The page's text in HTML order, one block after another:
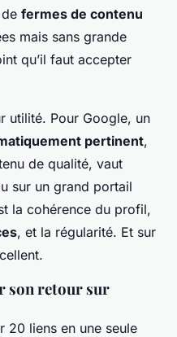
fermes de contenu
mais sans grande
qu’il faut accepter
utilité. Pour Google, un
pertinent,
de qualité, vaut
sur un grand portail
la cohérence du profil,
, et la régularité. Et sur
son retour sur
20 liens en une seule